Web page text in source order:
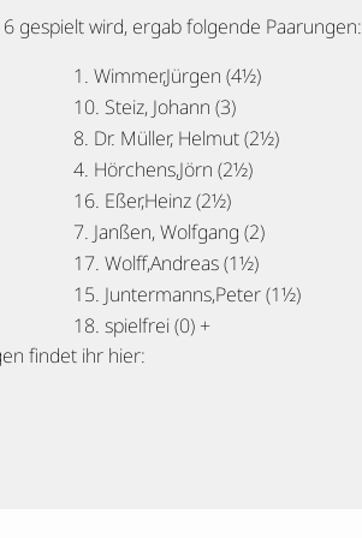
gespielt wird, ergab folgende Paarungen:
1. Wimmer,Jürgen (4½)
10. Steiz, Johann (3)
8. Dr. Müller, Helmut (2½)
4. Hörchens,Jörn (2½)
16. Eßer,Heinz (2½)
7. Janßen, Wolfgang (2)
17. Wolff,Andreas (1½)
15. Juntermanns,Peter (1½)
18. spielfrei (0) +
findet ihr hier: